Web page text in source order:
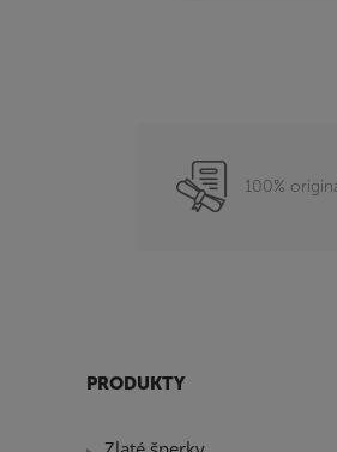
100%
PRODUKTY